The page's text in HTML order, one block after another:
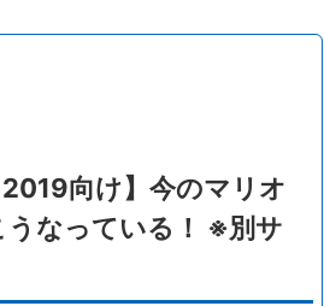
2019向け】今のマリオ
なっている！ ※別サ